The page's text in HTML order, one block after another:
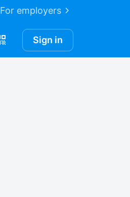
For employers
Sign in